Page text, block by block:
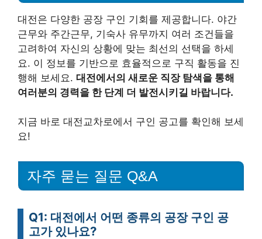
대전은 다양한 공장 구인 기회를 제공합니다. 야간
근무와 주간근무, 기숙사 유무까지 여러 조건들을
고려하여 자신의 상황에 맞는 최선의 선택을 하세
요. 이 정보를 기반으로 효율적으로 구직 활동을 진
행해 보세요. 대전에서의 새로운 직장 탐색을 통해
여러분의 경력을 한 단계 더 발전시키길 바랍니다.
지금 바로 대전교차로에서 구인 공고를 확인해 보세
요!
자주 묻는 질문 Q&A
Q1: 대전에서 어떤 종류의 공장 구인 공
고가 있나요?